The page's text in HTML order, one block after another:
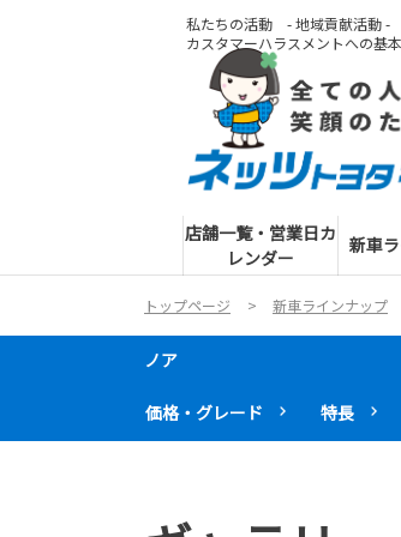
店舗一覧・営業日カ
レンダー
新車
私たちの活動 - 地域貢献活動 -
カスタマーハラスメントへの基
トップページ 新車ラインナップ
ノア
価格・グレード 特長